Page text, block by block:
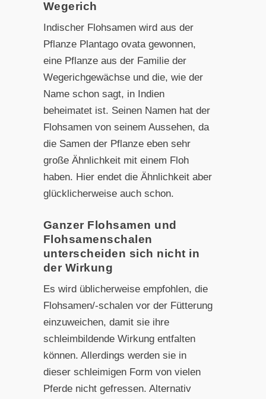
Wegerich
Indischer Flohsamen wird aus der
Pflanze Plantago ovata gewonnen,
eine Pflanze aus der Familie der
Wegerichgewächse und die, wie der
Name schon sagt, in Indien
beheimatet ist. Seinen Namen hat der
Flohsamen von seinem Aussehen, da
die Samen der Pflanze eben sehr
große Ähnlichkeit mit einem Floh
haben. Hier endet die Ähnlichkeit aber
glücklicherweise auch schon.
Ganzer Flohsamen und
Flohsamenschalen
unterscheiden sich nicht in
der Wirkung
Es wird üblicherweise empfohlen, die
Flohsamen/-schalen vor der Fütterung
einzuweichen, damit sie ihre
schleimbildende Wirkung entfalten
können. Allerdings werden sie in
dieser schleimigen Form von vielen
Pferde nicht gefressen. Alternativ